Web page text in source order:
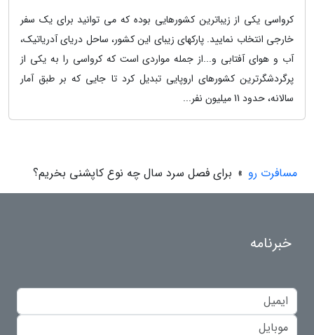
کرواسی یکی از زیباترین کشورهایی بوده که می توانید برای یک سفر
خارجی انتخاب نمایید. پارکهای زیبای این کشور، ساحل دریای آدریاتیک،
آب و هوای آفتابی و...از جمله مواردی است که کرواسی را به یکی از
پرگردشگرترین کشورهای اروپایی تبدیل کرد تا جایی که بر طبق آمار
سالانه، حدود 11 میلیون نفر...
مسافرت رو » برای فصل سرد سال چه نوع کاپشنی بخریم؟
خبرنامه